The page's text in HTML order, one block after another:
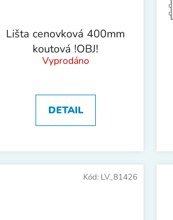
Lišta cenovková 400mm
koutová !OBJ!
Vyprodáno
DETAIL
Kód: LV_81426